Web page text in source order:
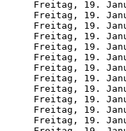
Freitag, 19.
Freitag, 19.
Freitag, 19.
Freitag, 19.
Freitag, 19.
Freitag, 19.
Freitag, 19.
Freitag, 19.
Freitag, 19.
Freitag, 19.
Freitag, 19.
Freitag, 19.